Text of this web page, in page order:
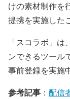
けの素材制作を
提携を実施した
「スコラボ」
ンできるツール
事前登録を実施
参考記事 ： 配信